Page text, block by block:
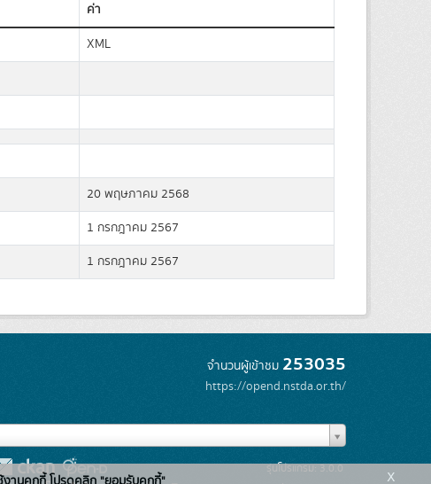
ค่า
XML
20 พฤษภาคม 2568
1 กรกฎาคม 2567
1 กรกฎาคม 2567
จำนวนผู้เข้าชม 253035
https://opend.nstda.or.th/
รุ่นโปรแกรม: 3.0.0
x